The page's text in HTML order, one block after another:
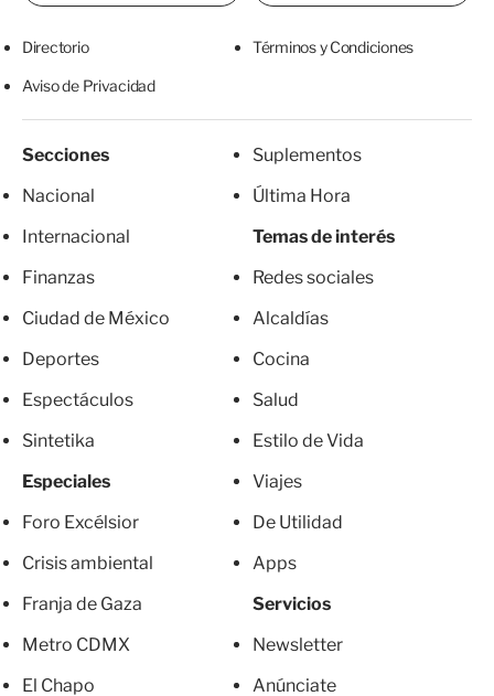
Directorio Términos y Condiciones
Aviso de Privacidad
Secciones
Nacional
Internacional
Finanzas
Ciudad de México
Deportes
Espectáculos
Sintetika
Especiales
Foro Excélsior
Crisis ambiental
Franja de Gaza
Metro CDMX
El Chapo
Suplementos
Última Hora
Temas de interés
Redes sociales
Alcaldías
Cocina
Salud
Estilo de Vida
Viajes
De Utilidad
Apps
Servicios
Newsletter
Anúnciate